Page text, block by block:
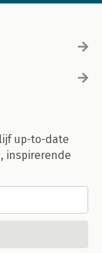
up-to-date
inspirerende